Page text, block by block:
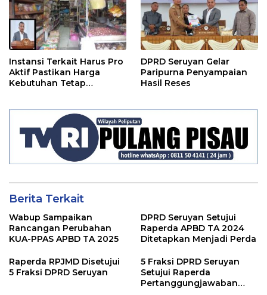
Instansi Terkait Harus Pro
Aktif Pastikan Harga
Kebutuhan Tetap
DPRD Seruyan Gelar
Paripurna Penyampaian
Hasil Reses
Berita Terkait
Wabup Sampaikan
Rancangan Perubahan
KUA-PPAS APBD TA 2025
DPRD Seruyan Setujui
Raperda APBD TA 2024
Ditetapkan Menjadi Perda
Raperda RPJMD Disetujui
5 Fraksi DPRD Seruyan
5 Fraksi DPRD Seruyan
Setujui Raperda
Pertanggungjawaban